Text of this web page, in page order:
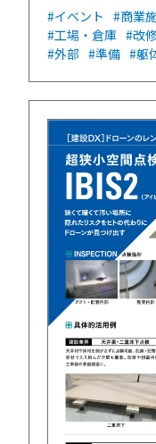
#イベント #商業
#工場・倉庫 #改
#外部 #準備 #躯